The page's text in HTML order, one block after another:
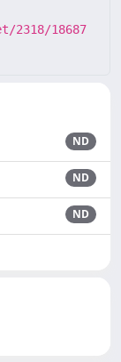
2318/18687
ND
ND
ND